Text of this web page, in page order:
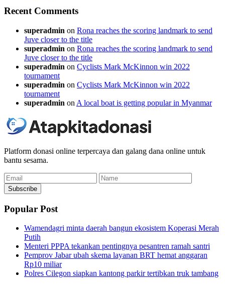
Recent Comments
superadmin on Rona reaches the scoring landmark to send
Juve closer to the title
superadmin on Rona reaches the scoring landmark to send
Juve closer to the title
superadmin on Cyclists Mark McKinnon win 2022
tournament
superadmin on Cyclists Mark McKinnon win 2022
tournament
superadmin on A local boat is getting popular in Myanmar
Platform donasi online terpercaya dan galang dana online untuk
bantu sesama.
Email
Name
Subscribe
Popular Post
Wamendagri minta daerah bangun ekosistem Koperasi Merah
Putih
Menteri PPPA tekankan pentingnya pesantren ramah santri
Pemprov Jabar ubah skema layanan BRT hemat anggaran
Rp10 miliar
Polres Cilegon siapkan kantong parkir tertibkan truk tambang